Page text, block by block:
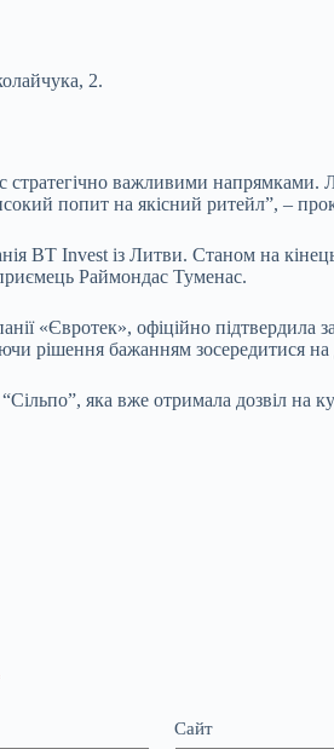
2.
стратегічно важливими
попит на якісний ритейл”, –
BT Invest із Литви. Станом на
Раймондас Туменас.
«Євротек», офіційно підтвердила
рішення бажанням зосередитися на
яка вже отримала дозвіл на
Сайт